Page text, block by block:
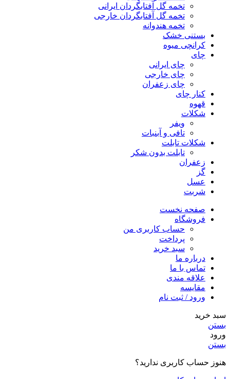
تخمه گل آفتابگردان ایرانی
تخمه گل آفتابگردان خارجی
تخمه هندوانه
بستنی خشک
کرانچی میوه
چای
چای ایرانی
چای خارجی
چای زعفران
کنار چای
قهوه
شکلات
ویفر
تافی و آبنبات
شکلات تابلت
تابلت بدون شکر
زعفران
گز
عسل
شربت
صفحه نخست
فروشگاه
حساب کاربری من
پرداخت
سبد خرید
درباره ما
تماس با ما
علاقه مندی
مقایسه
ورود / ثبت نام
سبد خرید
بستن
ورود
بستن
هنوز حساب کاربری ندارید؟